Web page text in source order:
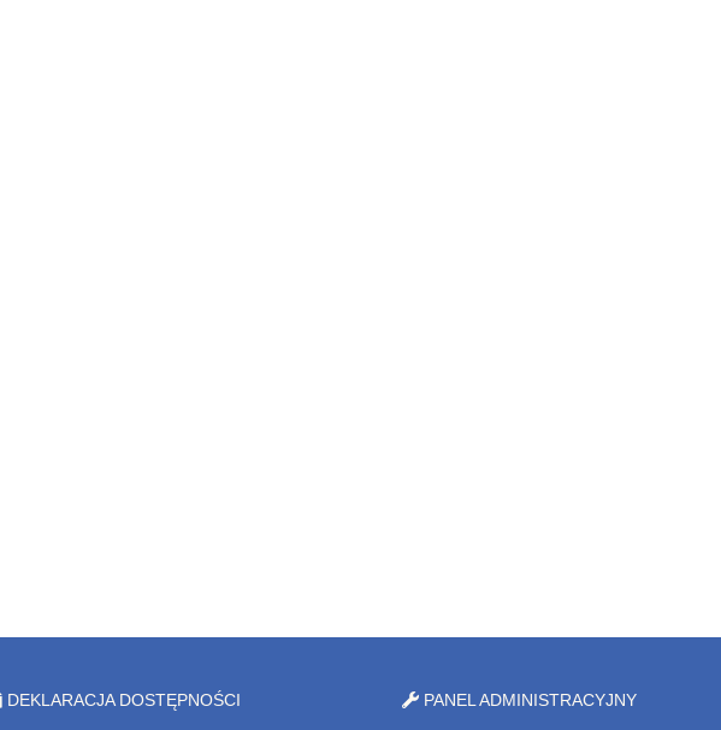
DEKLARACJA DOSTĘPNOŚCI PANEL ADMINISTRACYJNY